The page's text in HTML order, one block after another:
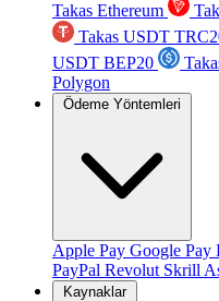
Takas Ethereum
Takas USDT
USDT BEP20
Polygon
Ödeme Yöntemleri
Apple Pay Google Pay
PayPal Revolut Skrill
Kaynaklar